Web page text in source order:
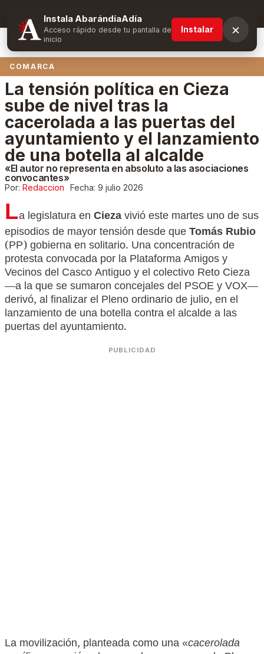
Suscríbete y obtén ventajas exclusivas
COMARCA
La tensión política en Cieza
sube de nivel tras la
cacerolada a las puertas del
ayuntamiento y el lanzamiento
de una botella al alcalde
«El autor no representa en absoluto a las asociaciones
convocantes»
Por: Redaccion Fecha: 9 julio 2026
La legislatura en Ciezavivió este martes uno de sus
episodios de mayor tensión desde queTomás Rubio
(PP) gobierna en solitario. Una concentración de
protesta convocada por la Plataforma Amigos y
Vecinos del Casco Antiguo y el colectivo Reto Cieza
—a la que se sumaron concejales del PSOE y VOX—
derivó, al finalizar el Pleno ordinario de julio, en el
lanzamiento de una botella contra el alcalde a las
puertas del ayuntamiento.
PUBLICIDAD
La movilización, planteada como una «cacerolada
Instala AbarándíaAdía
Acceso rápido desde tu pantalla de
inicio
Instalar ×